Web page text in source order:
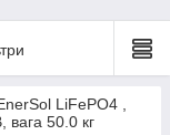
LiFePO4 ,
вага 50.0 кг